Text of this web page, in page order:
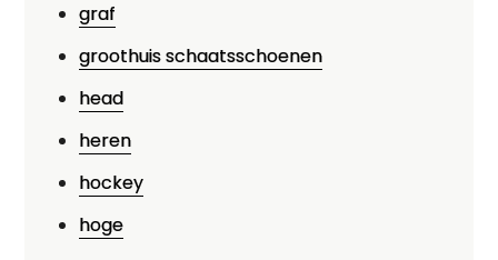
graf
groothuis schaatsschoenen
head
heren
hockey
hoge